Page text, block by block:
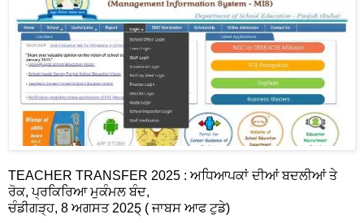
TEACHER TRANSFER 2025 : ਅਧਿਆਪਕਾਂ ਦੀਆਂ ਬਦਲੀਆਂ ਤੇ
ਰੋਕ, ਪ੍ਰਕਿਰਿਆ ਮੁਕੰਮਲ ਬੰਦ,
ਚੰਡੀਗੜ੍ਹ, 8 ਅਗਸਤ 2025੍ ( ਜਾਬਸ ਆਫ ਟੁਡੇ)